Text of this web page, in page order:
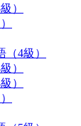
）
4級）
）
）